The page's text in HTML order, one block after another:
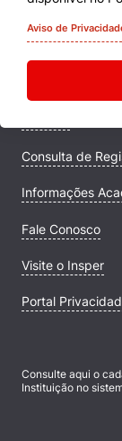
Aviso de
Quem Somos
Comunidade
Consulta de
Informações
Fale Conosco
Visite o Insper
Portal
Consulte aqui o
Instituição no